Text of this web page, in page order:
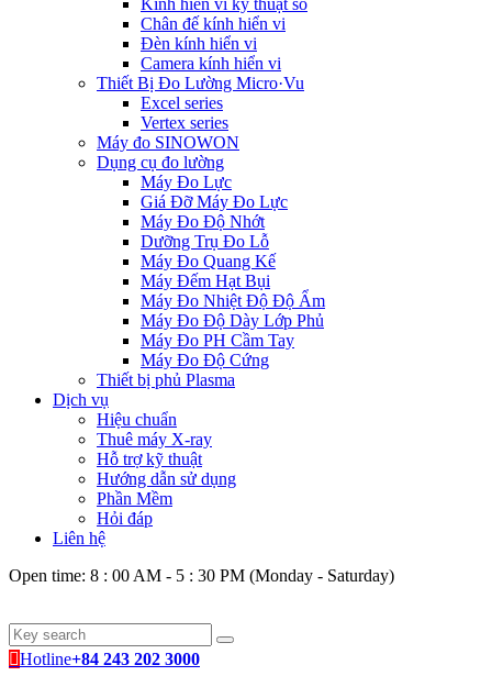
Kính hiển vi kỹ thuật số
Chân đế kính hiển vi
Đèn kính hiển vi
Camera kính hiển vi
Thiết Bị Đo Lường Micro·Vu
Excel series
Vertex series
Máy đo SINOWON
Dụng cụ đo lường
Máy Đo Lực
Giá Đỡ Máy Đo Lực
Máy Đo Độ Nhớt
Dưỡng Trụ Đo Lỗ
Máy Đo Quang Kế
Máy Đếm Hạt Bụi
Máy Đo Nhiệt Độ Độ Ẩm
Máy Đo Độ Dày Lớp Phủ
Máy Đo PH Cầm Tay
Máy Đo Độ Cứng
Thiết bị phủ Plasma
Dịch vụ
Hiệu chuẩn
Thuê máy X-ray
Hỗ trợ kỹ thuật
Hướng dẫn sử dụng
Phần Mềm
Hỏi đáp
Liên hệ
Open time: 8 : 00 AM - 5 : 30 PM (Monday - Saturday)
Hotline+84 243 202 3000